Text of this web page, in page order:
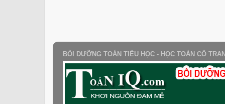
BỒI DƯỠNG TOÁN TIỂU HỌC - HỌC TOÁN CÔ